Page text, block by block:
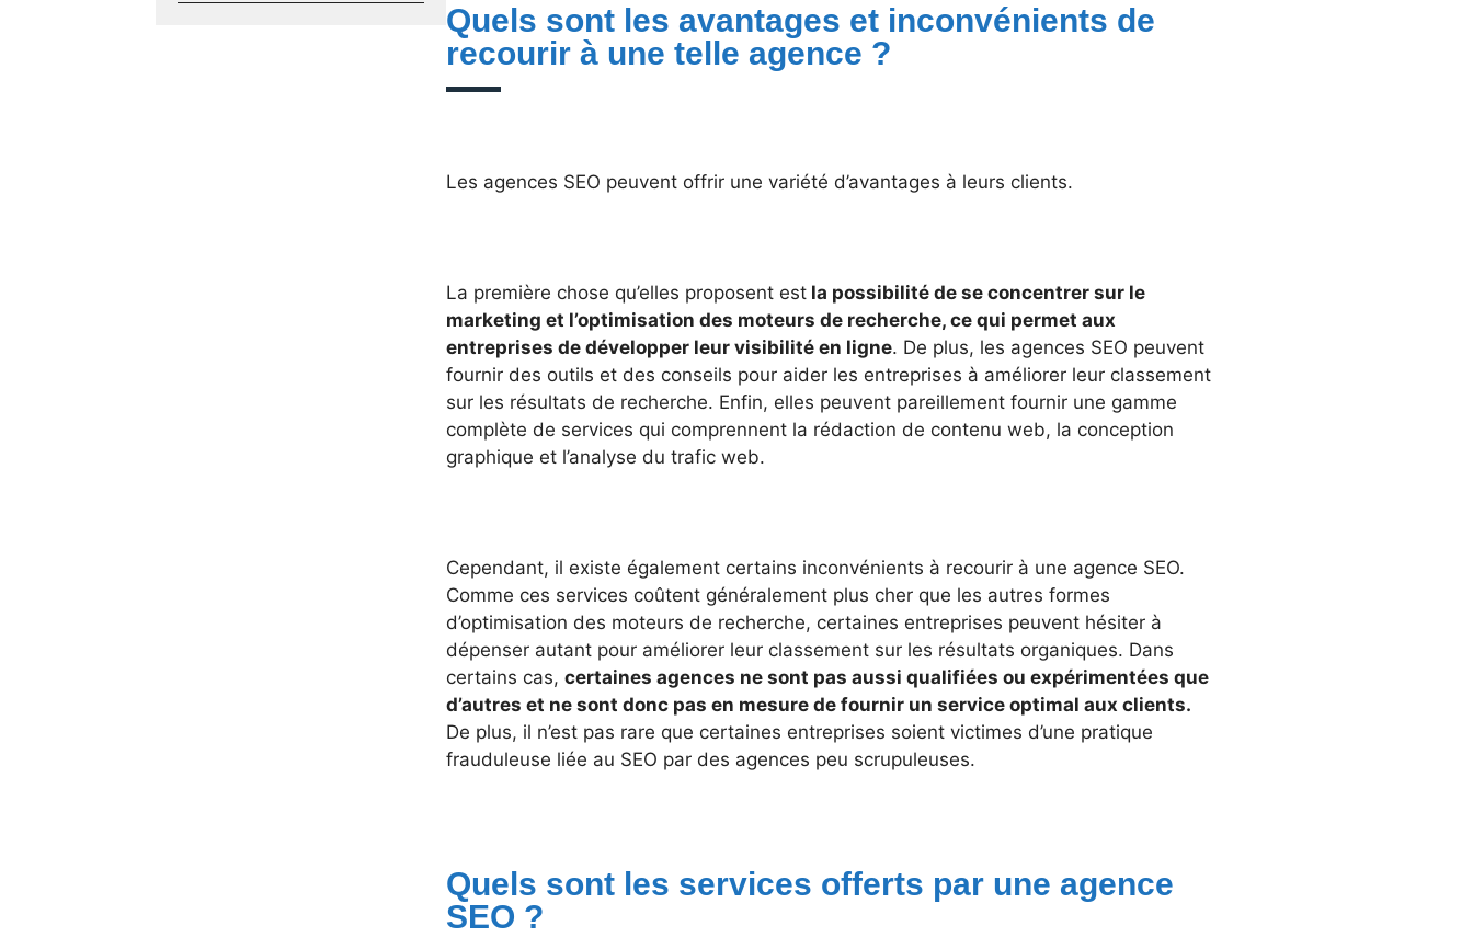
Quels sont les avantages et inconvénients de
recourir à une telle agence ?
Les agences SEO peuvent offrir une variété d’avantages à leurs clients.
La première chose qu’elles proposent est la possibilité de se concentrer sur le
marketing et l’optimisation des moteurs de recherche, ce qui permet aux
entreprises de développer leur visibilité en ligne. De plus, les agences SEO peuvent
fournir des outils et des conseils pour aider les entreprises à améliorer leur classement
sur les résultats de recherche. Enfin, elles peuvent pareillement fournir une gamme
complète de services qui comprennent la rédaction de contenu web, la conception
graphique et l’analyse du trafic web.
Cependant, il existe également certains inconvénients à recourir à une agence SEO.
Comme ces services coûtent généralement plus cher que les autres formes
d’optimisation des moteurs de recherche, certaines entreprises peuvent hésiter à
dépenser autant pour améliorer leur classement sur les résultats organiques. Dans
certains cas, certaines agences ne sont pas aussi qualifiées ou expérimentées que
d’autres et ne sont donc pas en mesure de fournir un service optimal aux clients.
De plus, il n’est pas rare que certaines entreprises soient victimes d’une pratique
frauduleuse liée au SEO par des agences peu scrupuleuses.
Quels sont les services offerts par une agence
SEO ?